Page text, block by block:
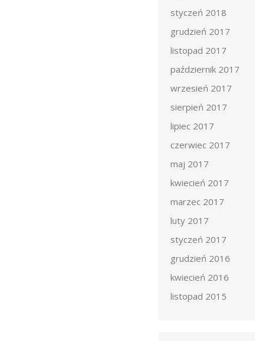
styczeń 2018
grudzień 2017
listopad 2017
październik 2017
wrzesień 2017
sierpień 2017
lipiec 2017
czerwiec 2017
maj 2017
kwiecień 2017
marzec 2017
luty 2017
styczeń 2017
grudzień 2016
kwiecień 2016
listopad 2015